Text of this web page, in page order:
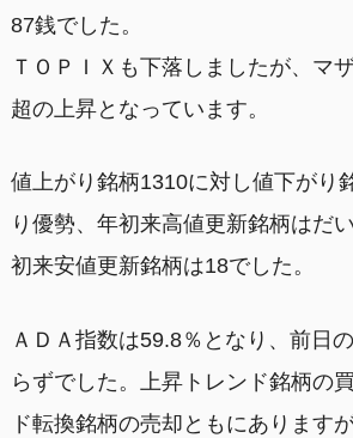
87銭でした。
ＴＯＰＩＸも下落しましたが、マ
超の上昇となっています。
値上がり銘柄1310に対し値下がり
り優勢、年初来高値更新銘柄はだ
初来安値更新銘柄は18でした。
ＡＤＡ指数は59.8％となり、前日
らずでした。上昇トレンド銘柄の
ド転換銘柄の売却ともにあります